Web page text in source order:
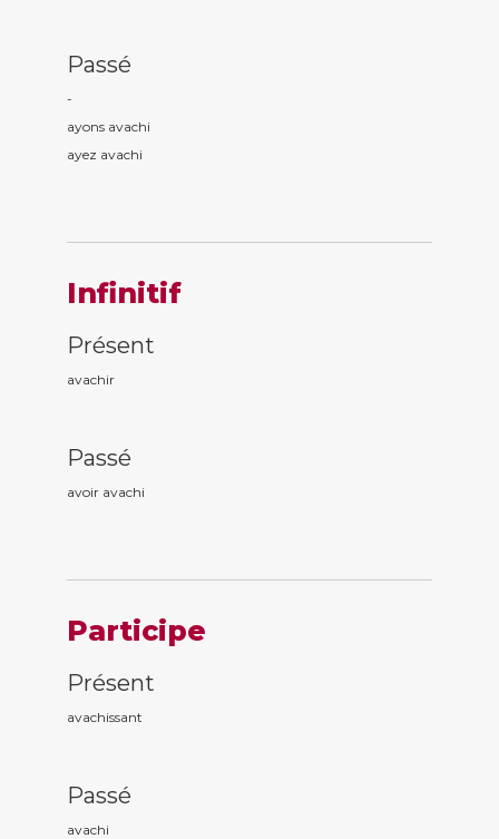
Passé
-
ayons avachi
ayez avachi
Infinitif
Présent
avachir
Passé
avoir avachi
Participe
Présent
avachissant
Passé
avachi